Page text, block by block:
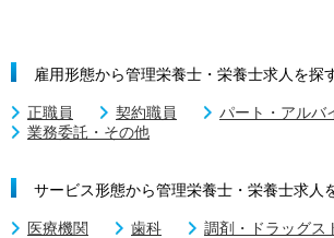
雇用形態から管理栄養士・栄養士求人を探
正職員 契約職員
パート・アルバ
業務委託・その他
サービス形態から管理栄養士・栄養士求人
医療機関 歯科
調剤・ドラッグス